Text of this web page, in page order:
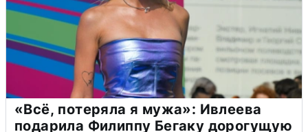
«Всё, потеряла я мужа»: Ивлеева
подарила Филиппу Бегаку дорогущую